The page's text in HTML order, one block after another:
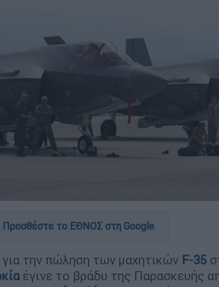
Προσθέστε το ΕΘΝΟΣ στη Google
την πώληση των μαχητικών F-35
έγινε το βράδυ της Παρασκευής